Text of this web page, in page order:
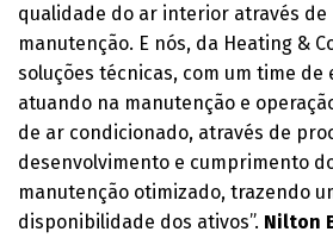
qualidade do ar interior através de
manutenção. E nós, da Heating &
soluções técnicas, com um time de
atuando na manutenção e
de ar condicionado, através de
desenvolvimento e cumprimento
manutenção otimizado, trazendo
disponibilidade dos ativos”. Nilton